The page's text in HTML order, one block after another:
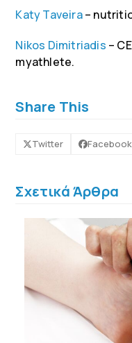
Katy Taveira–
Nikos Dimitriadis –
myathlete.
Share This
Twitter Facebook
Σχετικά Άρθρα